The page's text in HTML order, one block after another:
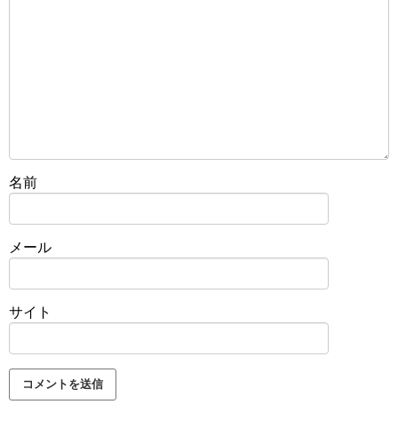
名前
メール
サイト